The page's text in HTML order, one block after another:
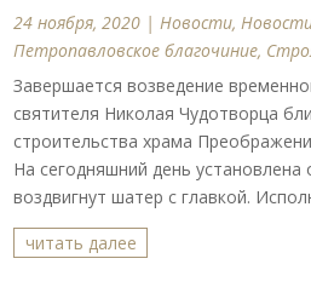
24 ноября, 2020 |Новости,
Петропавловское благочиние,
Завершается возведение
святителя Николая Чудотворца
строительства храма
На сегодняшний день установлена
воздвигнут шатер с главкой.
читать далее